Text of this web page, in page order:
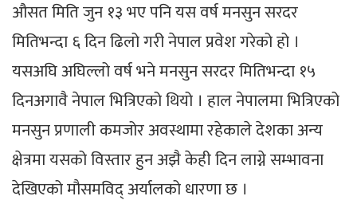
औसत मिति जुन १३ भए पनि यस वर्ष मनसुन सरदर
मितिभन्दा ६ दिन ढिलो गरी नेपाल प्रवेश गरेको हो ।
यसअघि अघिल्लो वर्ष भने मनसुन सरदर मितिभन्दा १५
दिनअगावै नेपाल भित्रिएको थियो । हाल नेपालमा भित्रिएको
मनसुन प्रणाली कमजोर अवस्थामा रहेकाले देशका अन्य
क्षेत्रमा यसको विस्तार हुन अझै केही दिन लाग्ने सम्भावना
देखिएको मौसमविद् अर्यालको धारणा छ ।